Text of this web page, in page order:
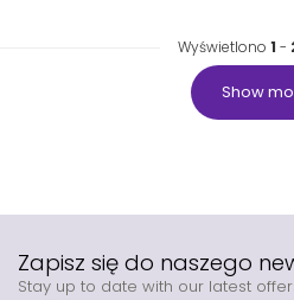
Wyświetlono 1 -
Show
Zapisz się do naszego
Stay up to date with our latest